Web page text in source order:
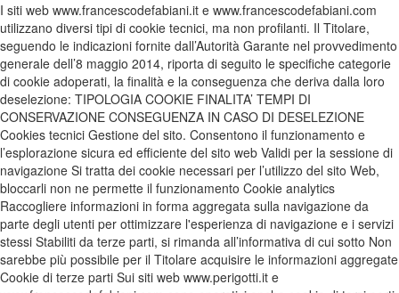
I siti web www.francescodefabiani.it e www.francescodefabiani.com
utilizzano diversi tipi di cookie tecnici, ma non profilanti. Il Titolare,
seguendo le indicazioni fornite dall’Autorità Garante nel provvedimento
generale dell’8 maggio 2014, riporta di seguito le specifiche categorie
di cookie adoperati, la finalità e la conseguenza che deriva dalla loro
deselezione: TIPOLOGIA COOKIE FINALITA’ TEMPI DI
CONSERVAZIONE CONSEGUENZA IN CASO DI DESELEZIONE
Cookies tecnici Gestione del sito. Consentono il funzionamento e
l’esplorazione sicura ed efficiente del sito web Validi per la sessione di
navigazione Si tratta dei cookie necessari per l’utilizzo del sito Web,
bloccarli non ne permette il funzionamento Cookie analytics
Raccogliere informazioni in forma aggregata sulla navigazione da
parte degli utenti per ottimizzare l'esperienza di navigazione e i servizi
stessi Stabiliti da terze parti, si rimanda all’informativa di cui sotto Non
sarebbe più possibile per il Titolare acquisire le informazioni aggregate
Cookie di terze parti Sui siti web www.perigotti.it e